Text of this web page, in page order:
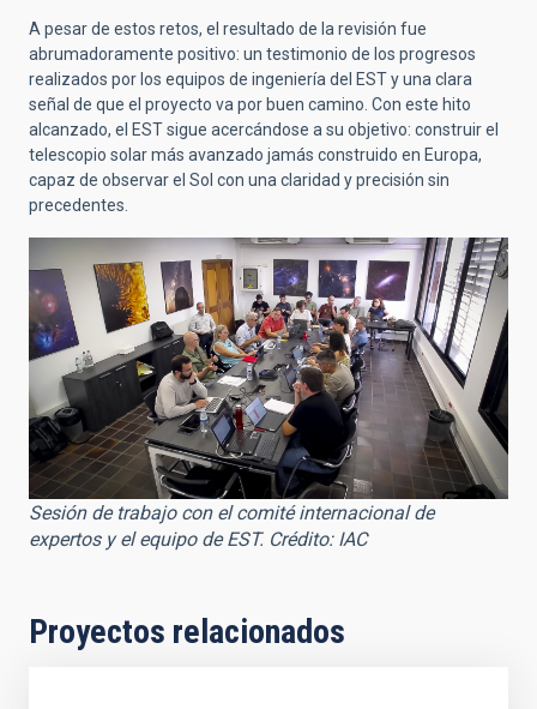
A pesar de estos retos, el resultado de la revisión fue
abrumadoramente positivo: un testimonio de los progresos
realizados por los equipos de ingeniería del EST y una clara
señal de que el proyecto va por buen camino. Con este hito
alcanzado, el EST sigue acercándose a su objetivo: construir el
telescopio solar más avanzado jamás construido en Europa,
capaz de observar el Sol con una claridad y precisión sin
precedentes.
Sesión de trabajo con el comité internacional de
expertos y el equipo de EST. Crédito: IAC
Proyectos relacionados